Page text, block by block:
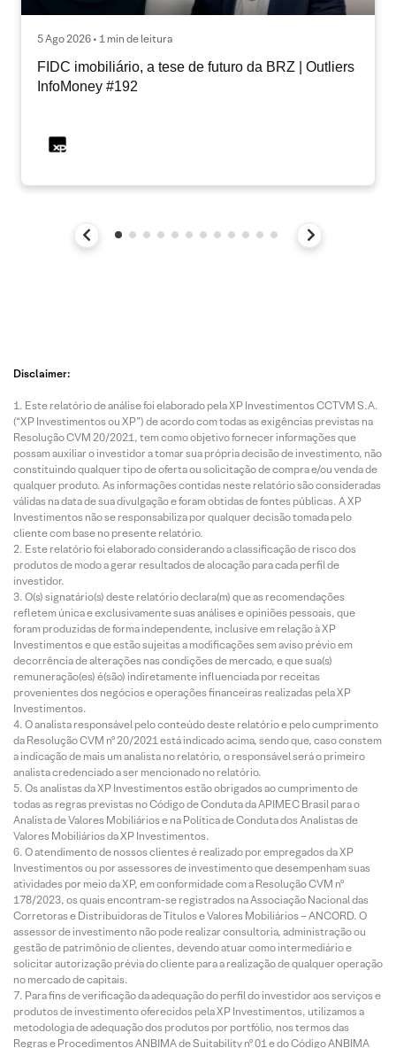
5 Ago 2026 • 1 min de leitura
FIDC imobiliário, a tese de futuro da BRZ | Outliers
InfoMoney #192
Disclaimer:
Este relatório de análise foi elaborado pela XP Investimentos CCTVM S.A.
(“XP Investimentos ou XP”) de acordo com todas as exigências previstas na
Resolução CVM 20/2021, tem como objetivo fornecer informações que
possam auxiliar o investidor a tomar sua própria decisão de investimento, não
constituindo qualquer tipo de oferta ou solicitação de compra e/ou venda de
qualquer produto. As informações contidas neste relatório são consideradas
válidas na data de sua divulgação e foram obtidas de fontes públicas. A XP
Investimentos não se responsabiliza por qualquer decisão tomada pelo
cliente com base no presente relatório.
Este relatório foi elaborado considerando a classificação de risco dos
produtos de modo a gerar resultados de alocação para cada perfil de
investidor.
O(s) signatário(s) deste relatório declara(m) que as recomendações
refletem única e exclusivamente suas análises e opiniões pessoais, que
foram produzidas de forma independente, inclusive em relação à XP
Investimentos e que estão sujeitas a modificações sem aviso prévio em
decorrência de alterações nas condições de mercado, e que sua(s)
remuneração(es) é(são) indiretamente influenciada por receitas
provenientes dos negócios e operações financeiras realizadas pela XP
Investimentos.
O analista responsável pelo conteúdo deste relatório e pelo cumprimento
da Resolução CVM nº 20/2021 está indicado acima, sendo que, caso constem
a indicação de mais um analista no relatório, o responsável será o primeiro
analista credenciado a ser mencionado no relatório.
Os analistas da XP Investimentos estão obrigados ao cumprimento de
todas as regras previstas no Código de Conduta da APIMEC Brasil para o
Analista de Valores Mobiliários e na Política de Conduta dos Analistas de
Valores Mobiliários da XP Investimentos.
O atendimento de nossos clientes é realizado por empregados da XP
Investimentos ou por assessores de investimento que desempenham suas
atividades por meio da XP, em conformidade com a Resolução CVM nº
178/2023, os quais encontram-se registrados na Associação Nacional das
Corretoras e Distribuidoras de Títulos e Valores Mobiliários – ANCORD. O
assessor de investimento não pode realizar consultoria, administração ou
gestão de patrimônio de clientes, devendo atuar como intermediário e
solicitar autorização prévia do cliente para a realização de qualquer operação
no mercado de capitais.
Para fins de verificação da adequação do perfil do investidor aos serviços e
produtos de investimento oferecidos pela XP Investimentos, utilizamos a
metodologia de adequação dos produtos por portfólio, nos termos das
Regras e Procedimentos ANBIMA de Suitability nº 01 e do Código ANBIMA